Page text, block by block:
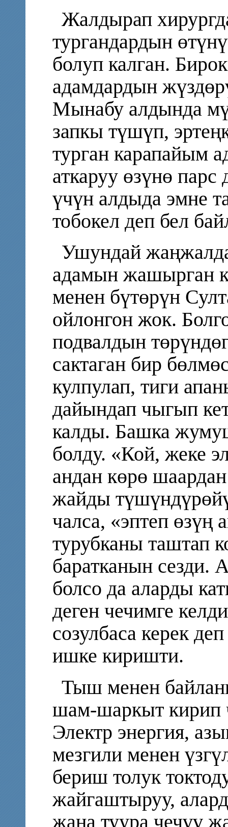
Жалдырап
тургандардын
болуп калган.
адамдардын
Мынабу алдында
запкы түшүп,
турган карапайым
аткаруу өзүнө
үчүн алдыда эмне
тобокел деп бел
Ушундай
адамын жашырган
менен бүтөрүн
ойлонгон жок.
подвалдын
сактаган бир
кулпулап, тиги
дайындап чыгып
калды. Башка
болду. «Кой, жеке
андан көрө
жайды
чалса, «эптеп өзүң
турубканы таштап
баратканын сезди.
болсо да аларды
деген чечимге
созулбаса керек
ишке киришти.
Тыш менен
шам-шаркыт кирип
Электр энергия,
мезгили менен
бериш толук
жайгаштыруу,
жана туура чечүү